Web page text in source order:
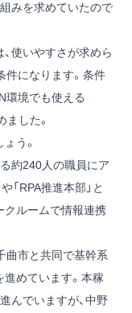
みを求めていたので
使いやすさが求めら
件になります。条件
環境でも使える
ました。
う。
約240人の職員にア
「RPA推進本部」と
クルームで情報連携
曲市と共同で基幹系
めています。本稼
んでいますが、中野